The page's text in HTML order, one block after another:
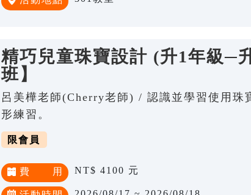
精巧兒童珠寶設計 (升1年級─
班】
呂美樺老師(Cherry老師) / 認識並學習使用珠
形練習。
限會員
費 用 NT$ 4100 元